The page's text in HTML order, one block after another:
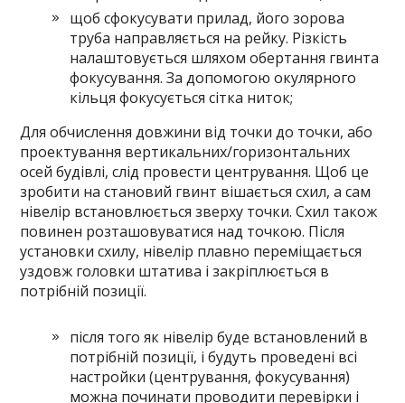
щоб сфокусувати прилад, його зорова
труба направляється на рейку. Різкість
налаштовується шляхом обертання гвинта
фокусування. За допомогою окулярного
кільця фокусується сітка ниток;
Для обчислення довжини від точки до точки, або
проектування вертикальних/горизонтальних
осей будівлі, слід провести центрування. Щоб це
зробити на становий гвинт вішається схил, а сам
нівелір встановлюється зверху точки. Схил також
повинен розташовуватися над точкою. Після
установки схилу, нівелір плавно переміщається
уздовж головки штатива і закріплюється в
потрібній позиції.
після того як нівелір буде встановлений в
потрібній позиції, і будуть проведені всі
настройки (центрування, фокусування)
можна починати проводити перевірки і